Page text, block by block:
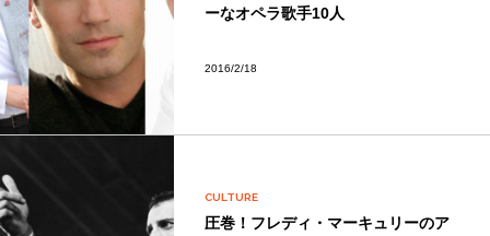
ーなオペラ歌手10人
2016/2/18
CULTURE
圧巻！フレディ・マーキュリーのア